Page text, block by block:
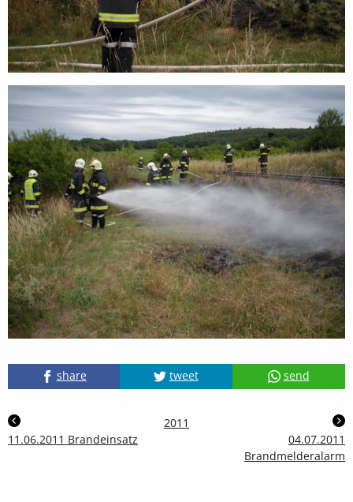
share tweet send
11.06.2011 Brandeinsatz
2011
04.07.2011
Brandmelderalarm